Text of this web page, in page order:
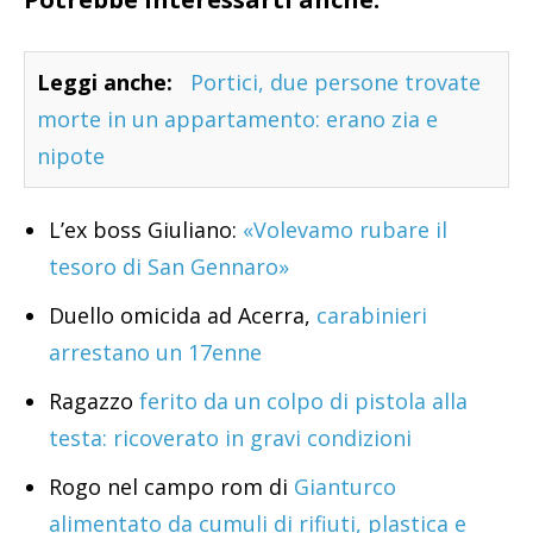
Leggi anche:
Portici, due persone trovate
morte in un appartamento: erano zia e
nipote
L’ex boss Giuliano: «Volevamo rubare il
tesoro di San Gennaro»
Duello omicida ad Acerra, carabinieri
arrestano un 17enne
Ragazzo ferito da un colpo di pistola alla
testa: ricoverato in gravi condizioni
Rogo nel campo rom di Gianturco
alimentato da cumuli di rifiuti, plastica e